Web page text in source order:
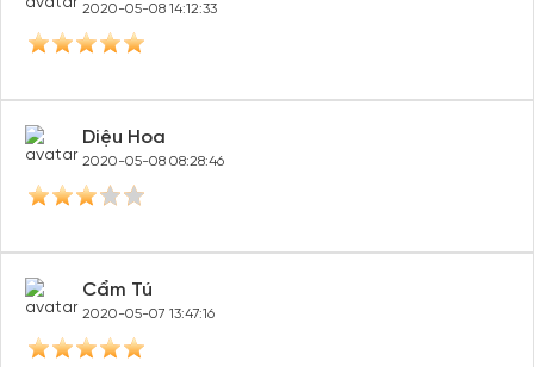
2020-05-08 14:12:33
Diệu Hoa
2020-05-08 08:28:46
Cẩm Tú
2020-05-07 13:47:16